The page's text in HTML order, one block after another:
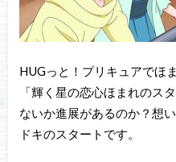
HUGっと！プリキュアでほ
「輝く星の恋心ほまれのス
ないか進展があるのか？想
ドキのスタートです。